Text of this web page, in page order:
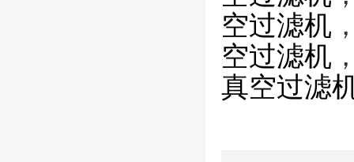
空过滤机
空过滤机
真空过滤